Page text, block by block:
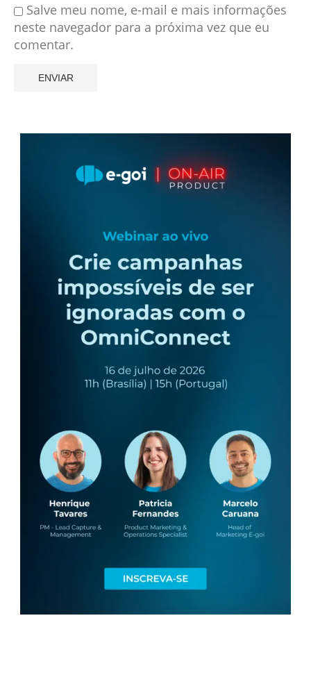
Salve meu nome, e-mail e mais informações
neste navegador para a próxima vez que eu
comentar.